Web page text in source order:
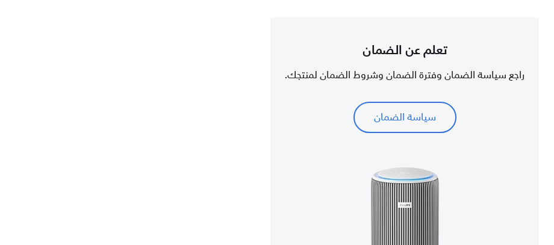
تعلم عن الضمان
راجع سياسة الضمان وفترة الضمان وشروط الضمان لمنتجك.
سياسة الضمان